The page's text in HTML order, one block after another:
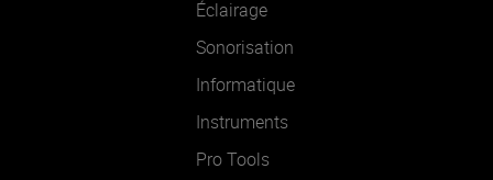
Éclairage
Sonorisation
Informatique
Instruments
Pro Tools